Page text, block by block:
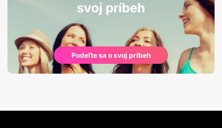
svoj príbeh
Podeľte sa o svoj príbeh